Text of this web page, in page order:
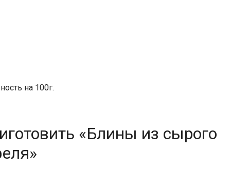
на 100г.
«Блины из сырого